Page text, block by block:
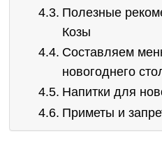
Полезные
Козы
Составляем
новогоднего
Напитки для
Приметы и